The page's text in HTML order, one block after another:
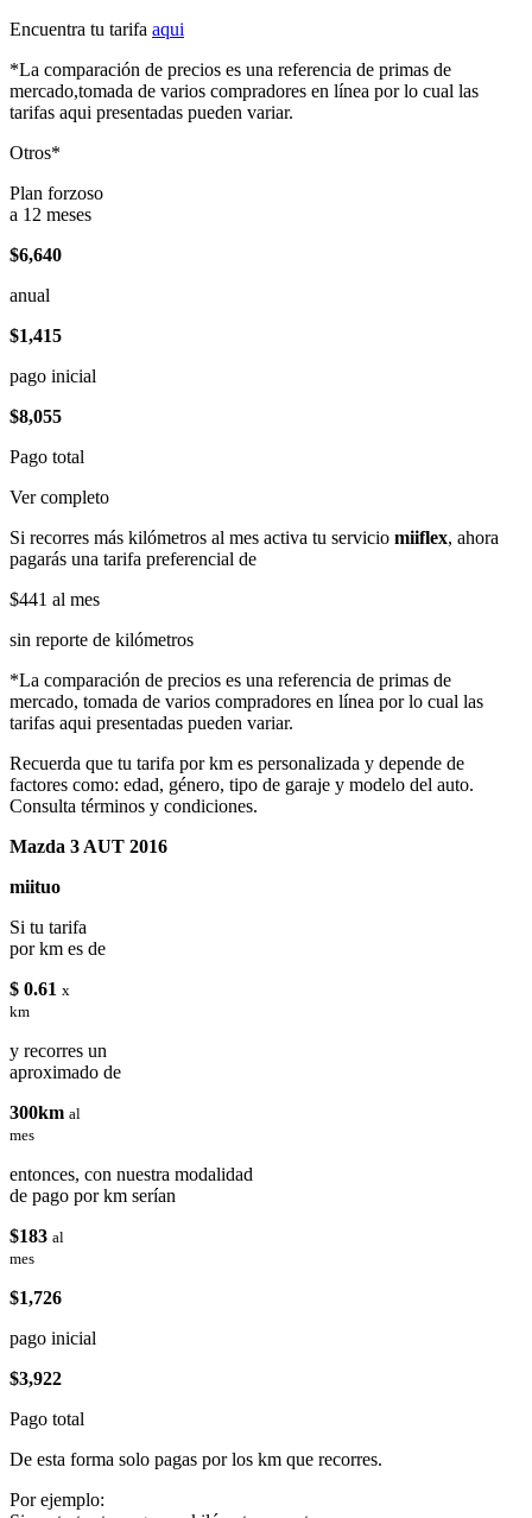
Encuentra tu tarifa aqui
*La comparación de precios es una referencia de primas de
mercado,tomada de varios compradores en línea por lo cual las
tarifas aqui presentadas pueden variar.
Otros*
Plan forzoso
a 12 meses
$6,640
anual
$1,415
pago inicial
$8,055
Pago total
Ver completo
Si recorres más kilómetros al mes activa tu servicio miiflex, ahora
pagarás una tarifa preferencial de
$441 al mes
sin reporte de kilómetros
*La comparación de precios es una referencia de primas de
mercado, tomada de varios compradores en línea por lo cual las
tarifas aqui presentadas pueden variar.
Recuerda que tu tarifa por km es personalizada y depende de
factores como: edad, género, tipo de garaje y modelo del auto.
Consulta términos y condiciones.
Mazda 3 AUT 2016
miituo
Si tu tarifa
por km es de
$ 0.61 x
km
y recorres un
aproximado de
300km al
mes
entonces, con nuestra modalidad
de pago por km serían
$183 al
mes
$1,726
pago inicial
$3,922
Pago total
De esta forma solo pagas por los km que recorres.
Por ejemplo: